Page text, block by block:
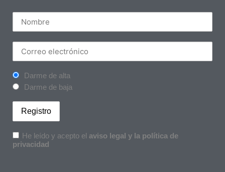
Darme de alta
Darme de baja
He leído y acepto el aviso legal y la política de
privacidad